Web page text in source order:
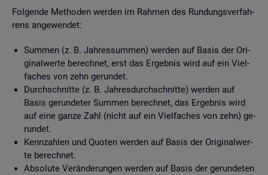
Fol­gen­de Me­tho­den wer­den im Rah­men des Run­dungs­ver­fah­
rens an­ge­wen­det:
Sum­men (z. B. Jah­res­sum­men) wer­den auf Basis der Ori­
gi­nal­wer­te be­rech­net, erst das Er­geb­nis wird auf ein Viel­
fa­ches von zehn ge­run­det.
Durch­schnit­te (z. B. Jah­res­durch­schnit­te) wer­den auf
Basis ge­run­de­ter Sum­men be­rech­net, das Er­geb­nis wird
auf eine ganze Zahl (nicht auf ein Viel­fa­ches von zehn) ge­
run­det.
Kenn­zah­len und Quo­ten wer­den auf Basis der Ori­gi­nal­wer­
te be­rech­net.
Ab­so­lu­te Ver­än­de­run­gen wer­den auf Basis der ge­run­de­ten